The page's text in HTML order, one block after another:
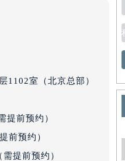
1102室（北京总部）
提前预约）
前预约）
提前预约）